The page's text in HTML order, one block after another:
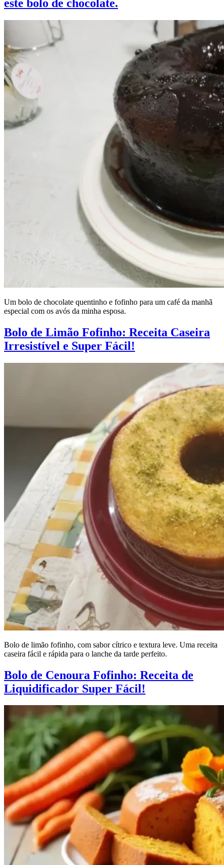
este bolo de chocolate.
Um bolo de chocolate quentinho e fofinho para um café da manhã
especial com os avós da minha esposa.
Bolo de Limão Fofinho: Receita Caseira
Irresistível e Super Fácil!
Bolo de limão fofinho, com sabor cítrico e textura leve. Uma receita
caseira fácil e rápida para o lanche da tarde perfeito.
Bolo de Cenoura Fofinho: Receita de
Liquidificador Super Fácil!